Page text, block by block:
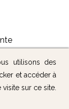
utilisons des
et accéder à
sur ce site.